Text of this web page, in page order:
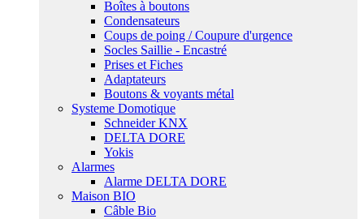
Boîtes à boutons
Condensateurs
Coups de poing / Coupure d'urgence
Socles Saillie - Encastré
Prises et Fiches
Adaptateurs
Boutons & voyants métal
Systeme Domotique
Schneider KNX
DELTA DORE
Yokis
Alarmes
Alarme DELTA DORE
Maison BIO
Câble Bio